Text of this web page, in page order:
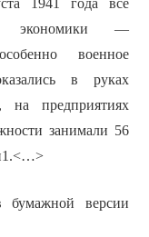
экономики —
военное
в руках
на предприятиях
занимали 56
бумажной версии